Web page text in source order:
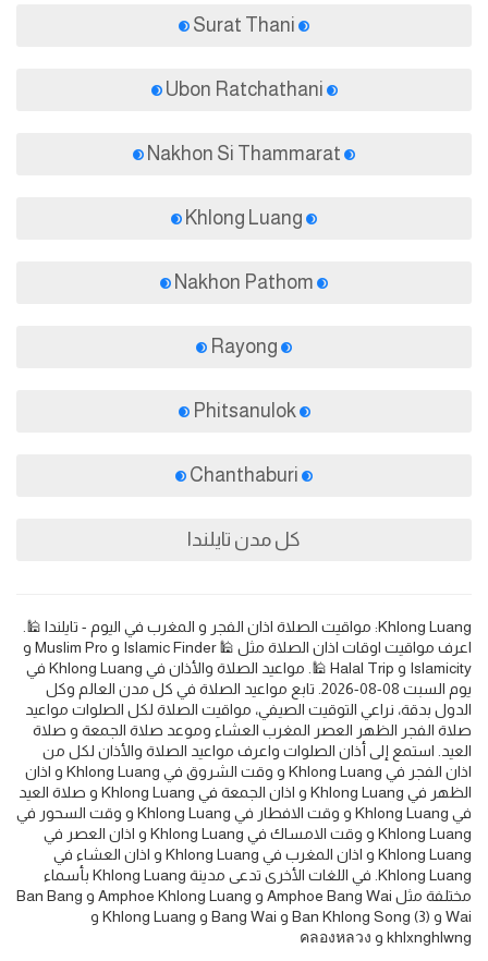
Phitsanulok
كل مدن تايلندا
Khlong Luang: مواقيت الصلاة اذان الفجر و المغرب في اليوم - تايلندا 🕌.
اعرف مواقيت اوقات اذان الصلاة مثل 🕌 Islamic Finder و Muslim Pro و
Islamicity و Halal Trip 🕌. مواعيد الصلاة والأذان في Khlong Luang في
يوم السبت 08-08-2026. تابع مواعيد الصلاة في كل مدن العالم وكل
الدول بدقة، نراعي التوقيت الصيفي، مواقيت الصلاة لكل الصلوات مواعيد
صلاة الفجر الظهر العصر المغرب العشاء وموعد صلاة الجمعة و صلاة
العيد. استمع إلى أذان الصلوات واعرف مواعيد الصلاة والأذان لكل من
اذان الفجر في Khlong Luang و وقت الشروق في Khlong Luang و اذان
الظهر في Khlong Luang و اذان الجمعة في Khlong Luang و صلاة العيد
في Khlong Luang و وقت الافطار في Khlong Luang و وقت السحور في
Khlong Luang و وقت الامساك في Khlong Luang و اذان العصر في
Khlong Luang و اذان المغرب في Khlong Luang و اذان العشاء في
Khlong Luang. في اللغات الأخرى تدعى مدينة Khlong Luang بأسماء
مختلفة مثل Amphoe Bang Wai و Amphoe Khlong Luang و Ban Bang
Wai و Ban Khlong Song (3) و Bang Wai و Khlong Luang و
khlxnghlwng و คลองหลวง